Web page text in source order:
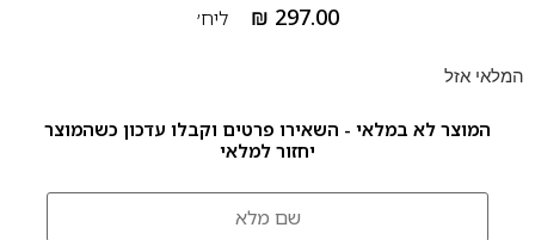
₪ 297.00 ליח׳
המלאי אזל
המוצר לא במלאי - השאירו פרטים וקבלו עדכון כשהמוצר
יחזור למלאי